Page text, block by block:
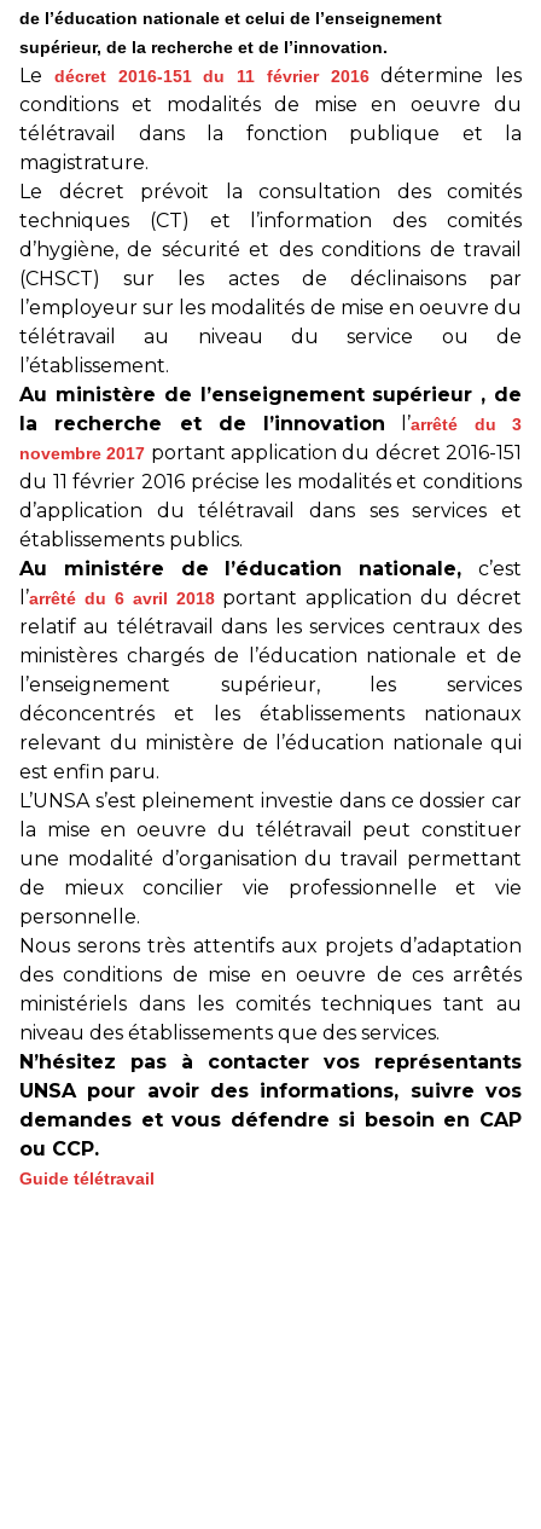
de l’éducation nationale et celui de l’enseignement
supérieur, de la recherche et de l’innovation.
Le décret 2016-151 du 11 février 2016détermine les
conditions et modalités de mise en oeuvre du
télétravail dans la fonction publique et la
magistrature.
Le décret prévoit la consultation des comités
techniques (CT) et l’information des comités
d’hygiène, de sécurité et des conditions de travail
(CHSCT) sur les actes de déclinaisons par
l’employeur sur les modalités de mise en oeuvre du
télétravail au niveau du service ou de
l’établissement.
Au ministère de l’enseignement supérieur , de
la recherche et de l’innovation l’arrêté du 3
novembre 2017 portant application du décret 2016-151
du 11 février 2016 précise les modalités et conditions
d’application du télétravail dans ses services et
établissements publics.
Au ministére de l’éducation nationale, c’est
l’arrêté du 6 avril 2018portant application du décret
relatif au télétravail dans les services centraux des
ministères chargés de l’éducation nationale et de
l’enseignement supérieur, les services
déconcentrés et les établissements nationaux
relevant du ministère de l’éducation nationale qui
est enfin paru.
L’UNSA s’est pleinement investie dans ce dossier car
la mise en oeuvre du télétravail peut constituer
une modalité d’organisation du travail permettant
de mieux concilier vie professionnelle et vie
personnelle.
Nous serons très attentifs aux projets d’adaptation
des conditions de mise en oeuvre de ces arrêtés
ministériels dans les comités techniques tant au
niveau des établissements que des services.
N’hésitez pas à contacter vos représentants
UNSA pour avoir des informations, suivre vos
demandes et vous défendre si besoin en CAP
ou CCP.
Guide télétravail